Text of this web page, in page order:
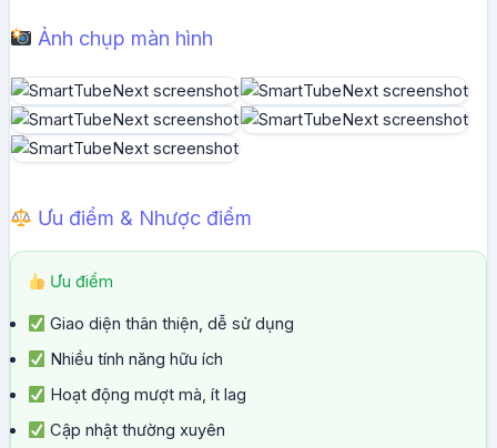
Ảnh chụp màn hình
Ưu điểm & Nhược điểm
Ưu điểm
Giao diện thân thiện, dễ sử dụng
Nhiều tính năng hữu ích
Hoạt động mượt mà, ít lag
Cập nhật thường xuyên